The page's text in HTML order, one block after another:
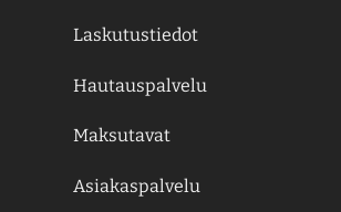
Laskutustiedot
Hautauspalvelu
Maksutavat
Asiakaspalvelu